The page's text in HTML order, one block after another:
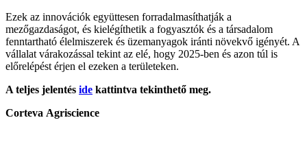
Ezek az innovációk együttesen forradalmasíthatják a
mezőgazdaságot, és kielégíthetik a fogyasztók és a társadalom
fenntartható élelmiszerek és üzemanyagok iránti növekvő igényét. A
vállalat várakozással tekint az elé, hogy 2025-ben és azon túl is
előrelépést érjen el ezeken a területeken.
A teljes jelentés ide kattintva tekinthető meg.
Corteva Agriscience